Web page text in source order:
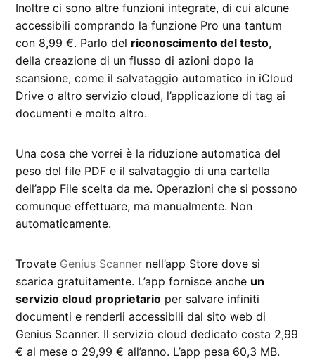
Inoltre ci sono altre funzioni integrate, di cui alcune
accessibili comprando la funzione Pro una tantum
con 8,99 €. Parlo del riconoscimento del testo,
della creazione di un flusso di azioni dopo la
scansione, come il salvataggio automatico in iCloud
Drive o altro servizio cloud, l’applicazione di tag ai
documenti e molto altro.
Una cosa che vorrei è la riduzione automatica del
peso del file PDF e il salvataggio di una cartella
dell’app File scelta da me. Operazioni che si possono
comunque effettuare, ma manualmente. Non
automaticamente.
Trovate Genius Scanner nell’app Store dove si
scarica gratuitamente. L’app fornisce anche un
servizio cloud proprietario per salvare infiniti
documenti e renderli accessibili dal sito web di
Genius Scanner. Il servizio cloud dedicato costa 2,99
€ al mese o 29,99 € all’anno. L’app pesa 60,3 MB.